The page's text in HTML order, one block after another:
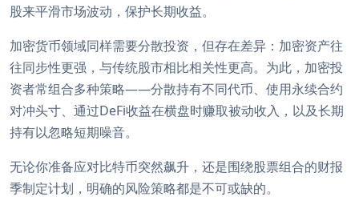
股来平滑市场波动，保护长期收益。
加密货币领域同样需要分散投资，但存在差异：加密资产往
往同步性更强，与传统股市相比相关性更高。为此，加密投
资者常组合多种策略——分散持有不同代币、使用永续合约
对冲头寸、通过DeFi收益在横盘时赚取被动收入，以及长期
持有以忽略短期噪音。
无论你准备应对比特币突然飙升，还是围绕股票组合的财报
季制定计划，明确的风险策略都是不可或缺的。